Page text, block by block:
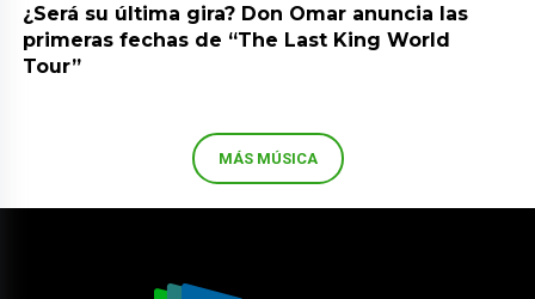
¿Será su última gira? Don Omar anuncia las
primeras fechas de “The Last King World
Tour”
MÁS MÚSICA